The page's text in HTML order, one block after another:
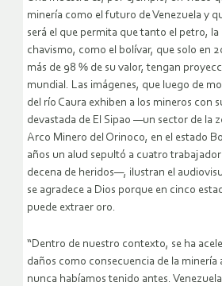
minería como el futuro de Venezuela y
será el que permita que tanto el petro,
chavismo, como el bolívar, que solo en
más de 98 % de su valor, tengan
mundial. Las imágenes, que luego de
del río Caura exhiben a los mineros con
devastada de El Sipao —un sector de la
Arco Minero del Orinoco, en el estado
años un alud sepultó a cuatro
decena de heridos—, ilustran el
se agradece a Dios porque en cinco
puede extraer oro.
“Dentro de nuestro contexto, se ha
daños como consecuencia de la minería
nunca habíamos tenido antes.